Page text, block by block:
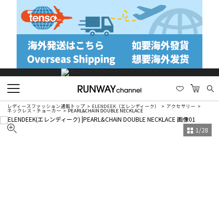
レディースファッション通販トップ ELENDEEK（エレンディーク） アクセサリー
ネックレス・チョーカー PEARL&CHAIN DOUBLE NECKLACE
1 /28